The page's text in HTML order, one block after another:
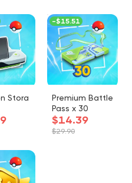
Stora
Premium Battle
Pass x 30
$14.39
$29.90
-$15.51